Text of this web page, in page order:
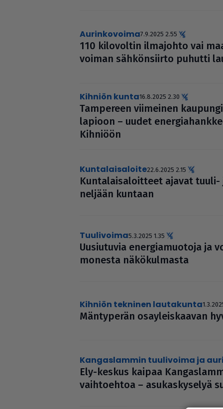
aurinkovoima7.9.2025 2.55
110 kilo­vol­tin ilmajohto vai
voi­man säh­kön­siirto puhutti
Kihniön kunta16.8.2025 2.30
Tampereen viimeinen
lapioon – uudet
Kihniöön
kuntalaisaloite22.6.2025 2.15
Kun­ta­lai­sa­loit­teet ajavat
neljään kuntaan
tuulivoima5.3.2025 1.35
Uusiu­tu­via ener­gi­a­muo­toja ja
monesta näkö­kul­masta
Kihniön tekninen lautakunta
Män­ty­pe­rän osa­y­leis­kaa­van
Kangaslammin tuulivoima ja
Ely-keskus kaipaa
vaih­to­eh­toa – asu­kas­ky­se­lyä